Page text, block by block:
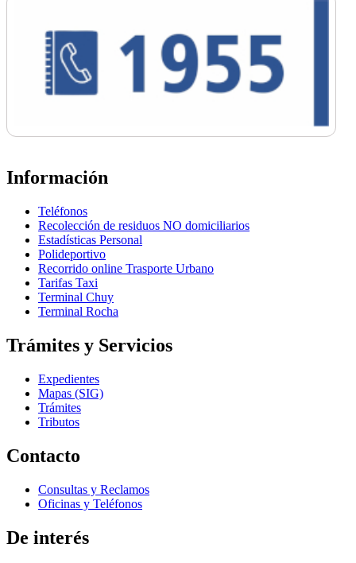
Información
Teléfonos
Recolección de residuos NO domiciliarios
Estadísticas Personal
Polideportivo
Recorrido online Trasporte Urbano
Tarifas Taxi
Terminal Chuy
Terminal Rocha
Trámites y Servicios
Expedientes
Mapas (SIG)
Trámites
Tributos
Contacto
Consultas y Reclamos
Oficinas y Teléfonos
De interés